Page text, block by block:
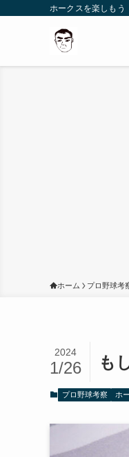
ホークスを楽しもう
ホーム プロ野球考
も
2024
1/26
プロ野球考察 ホ